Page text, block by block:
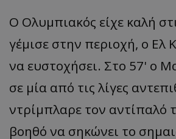
Ο Ολυμπιακός είχε καλή
γέμισε στην περιοχή, ο
να ευστοχήσει. Στο 57' ο
σε μία από τις λίγες
ντρίμπλαρε τον αντίπαλό
βοηθό να σηκώνει το